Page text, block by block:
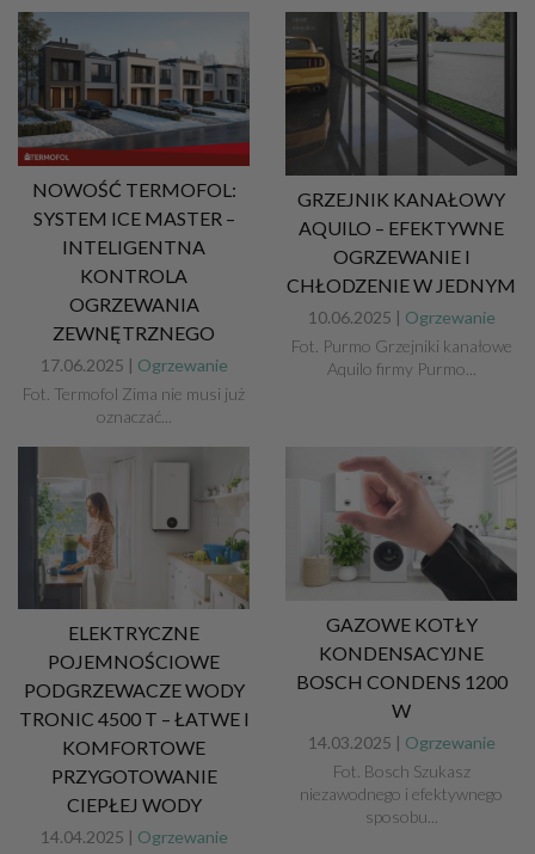
NOWOŚĆ TERMOFOL:
SYSTEM ICE MASTER –
INTELIGENTNA
KONTROLA
OGRZEWANIA
ZEWNĘTRZNEGO
17.06.2025 | Ogrzewanie
Fot. Termofol Zima nie musi już
oznaczać...
GRZEJNIK KANAŁOWY
AQUILO – EFEKTYWNE
OGRZEWANIE I
CHŁODZENIE W JEDNYM
10.06.2025 | Ogrzewanie
Fot. Purmo Grzejniki kanałowe
Aquilo firmy Purmo...
ELEKTRYCZNE
POJEMNOŚCIOWE
PODGRZEWACZE WODY
TRONIC 4500 T – ŁATWE I
KOMFORTOWE
PRZYGOTOWANIE
CIEPŁEJ WODY
14.04.2025 | Ogrzewanie
GAZOWE KOTŁY
KONDENSACYJNE
BOSCH CONDENS 1200
W
14.03.2025 | Ogrzewanie
Fot. Bosch Szukasz
niezawodnego i efektywnego
sposobu...